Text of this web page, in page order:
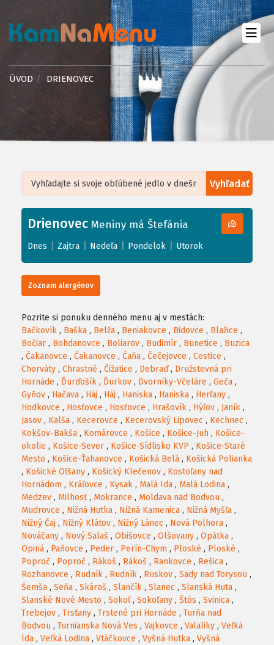
ÚVOD DRIENOVEC
Vyhľadať
+
−
Leaflet| ©OpenStreetMap, Tiles courtesy ofHumanitarian OpenStreetMap
Drienovec Meniny má Štefánia
Dnes Zajtra Nedeľa Pondelok Utorok
Zoznam alergénov
Pozrite si ponuku denného menu aj v mestách:
Bačkovík , Baška , Belža , Beniakovce , Bidovce , Blažice ,
Bočiar , Bohdanovce , Boliarov , Budimír , Bunetice , Buzica
, Čakanovce , Čakanovce , Čaňa , Čečejovce , Cestice ,
Chorváty , Chrastné , Čižatice , Debraď, Družstevná pri
Hornáde , Ďurďošík , Ďurkov , Dvorníky-Včeláre , Geča ,
Gyňov , Hačava , Háj , Háj , Haniska , Haniska , Herľany ,
Hodkovce , Hosťovce , Hosťovce , Hrašovík , Hýľov , Janík ,
Jasov , Kalša , Kecerovce , Kecerovský Lipovec , Kechnec ,
Kokšov-Bakša , Komárovce , Košice , Košice-Juh , Košice-
okolie , Košice-Sever , Košice-Sídlisko KVP , Košice-Staré
Mesto , Košice-Ťahanovce , Košická Belá , Košická Polianka
, Košické Oľšany , Košický Klečenov , Kostoľany nad
Hornádom , Kráľovce , Kysak , Malá Ida , Malá Lodina ,
Medzev , Milhosť , Mokrance , Moldava nad Bodvou ,
Mudrovce , Nižná Hutka , Nižná Kamenica , Nižná Myšľa ,
Nižný Čaj , Nižný Klátov , Nižný Lánec , Nová Polhora ,
Nováčany , Nový Salaš , Obišovce , Olšovany , Opátka ,
Opiná , Paňovce , Peder , Perín-Chym , Ploské , Ploské ,
Poproč , Poproč , Rákoš , Rákoš , Rankovce , Rešica ,
Rozhanovce , Rudník , Rudník , Ruskov , Sady nad Torysou ,
Šemša , Seňa , Skároš , Slančík , Slanec , Slanská Huta ,
Slanské Nové Mesto , Sokoľ, Sokoľany , Štós , Svinica ,
Trebejov , Trsťany , Trstené pri Hornáde , Turňa nad
Bodvou , Turnianska Nová Ves , Vajkovce , Valaliky , Veľká
Ida , Veľká Lodina , Vtáčkovce , Vyšná Hutka , Vyšná